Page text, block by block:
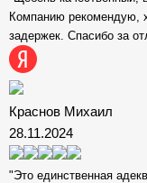
Компанию рекомендую,
задержек. Спасибо за
Краснов Михаил
28.11.2024
"Это единственная